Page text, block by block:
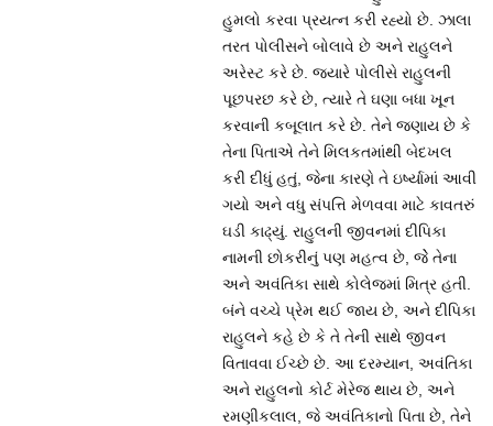
હુમલો કરવા પ્રયત્ન કરી રહ્યો છે. ઝાલા
તરત પોલીસને બોલાવે છે અને રાહુલને
અરેસ્ટ કરે છે. જ્યારે પોલીસે રાહુલની
પૂછપરછ કરે છે, ત્યારે તે ઘણા બધા ખૂન
કરવાની કબૂલાત કરે છે. તેને જણાય છે કે
તેના પિતાએ તેને મિલકતમાંથી બેદખલ
કરી દીધું હતું, જેના કારણે તે ઇર્ષ્યામાં આવી
ગયો અને વધુ સંપત્તિ મેળવવા માટે કાવતરું
ઘડી કાઢ્યું. રાહુલની જીવનમાં દીપિકા
નામની છોકરીનું પણ મહત્વ છે, જેે તેના
અને અવંતિકા સાથે કોલેજમાં મિત્ર હતી.
બંને વચ્ચે પ્રેમ થઈ જાય છે, અને દીપિકા
રાહુલને કહે છે કે તે તેની સાથે જીવન
વિતાવવા ઈચ્છે છે. આ દરમ્યાન, અવંતિકા
અને રાહુલનો કોર્ટ મેરેજ થાય છે, અને
રમણીકલાલ, જે અવંતિકાનો પિતા છે, તેને